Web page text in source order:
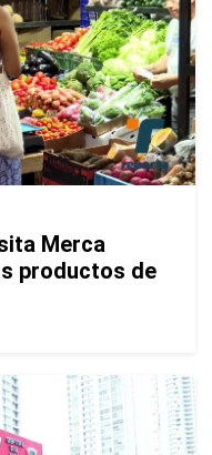
Merca
productos de